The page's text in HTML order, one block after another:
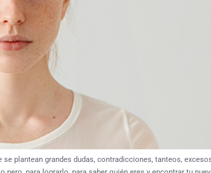
se plantean grandes dudas, contradicciones, tanteos,